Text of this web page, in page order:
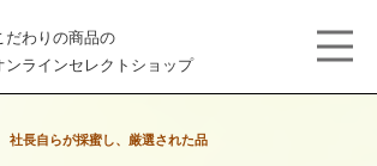
だわりの商品の
ンラインセレクトショップ
社長自らが採蜜し、厳選された品